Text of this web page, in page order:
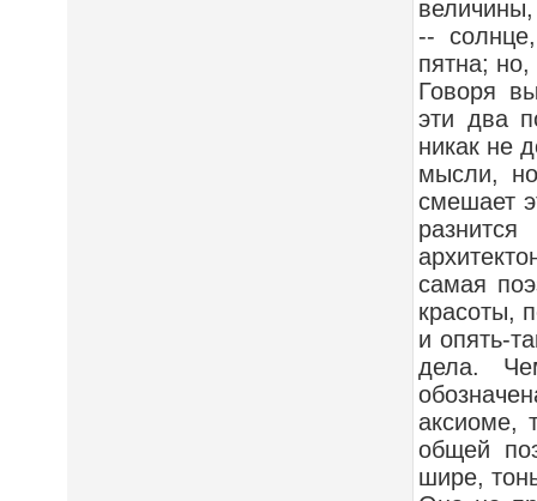
--
пятна;
Говоря
эти два
никак не
мысли,
смешает
самая
красоты,
и опять-
дела.
аксиоме,
общей
шире,